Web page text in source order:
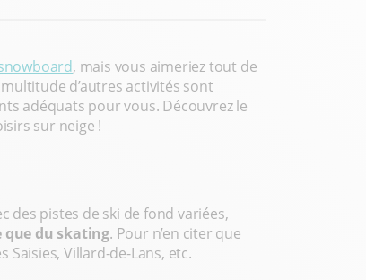
, mais vous aimeriez tout de
d’autres activités sont
adéquats pour vous. Découvrez le
sur neige !
des pistes de ski de fond variées,
que du skating. Pour n’en citer que
Saisies, Villard-de-Lans, etc.